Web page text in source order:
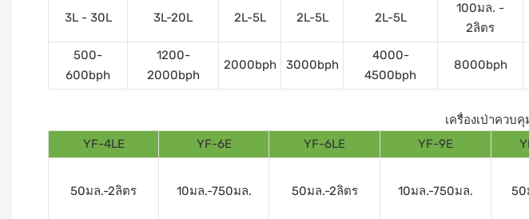
3L - 30L 3L-20L 2L-5L 2L-5L 2L-5L
100มล. -
2ลิตร
500-
600bph
1200-
2000bph
2000bph 3000bph
4000-
4500bph
8000bph
เครื่องเป่าควบ
YF-4LE
YF-6E YF-6LE YF-9E
50มล.-2ลิตร 10มล.-750มล. 50มล.-2ลิตร 10มล.-750มล. 50